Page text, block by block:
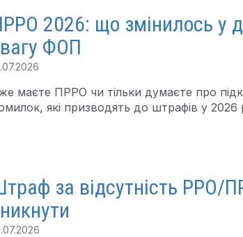
2026: що змінилось у
ФОП
маєте ПРРО чи тільки думаєте про
які призводять до штрафів у 2026
за відсутність РРО/